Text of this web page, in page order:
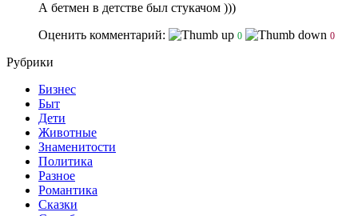
А бетмен в детстве был стукачом )))
Оценить комментарий:
0 0
Рубрики
Бизнес
Быт
Дети
Животные
Знаменитости
Политика
Разное
Романтика
Сказки